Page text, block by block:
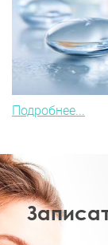
Подробнее...